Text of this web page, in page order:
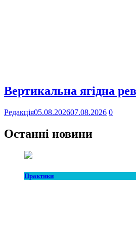
Вертикальна ягідна
Редакція05.08.202607.08.2026 0
Останні новини
Практики